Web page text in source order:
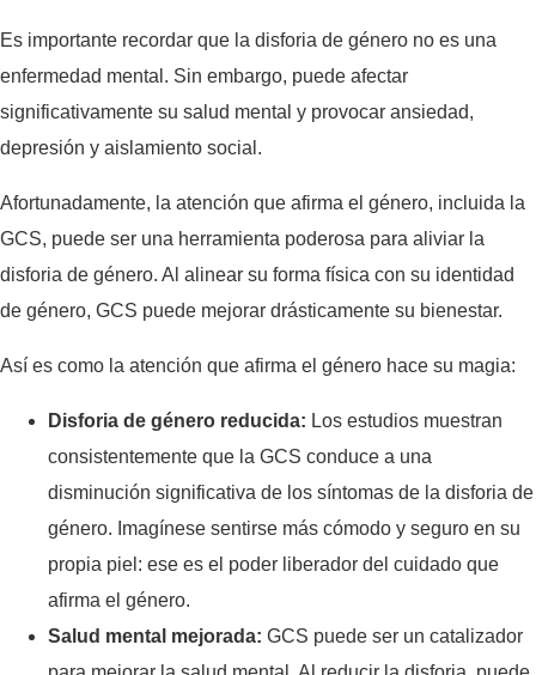
Es importante recordar que la disforia de género no es una
enfermedad mental. Sin embargo, puede afectar
significativamente su salud mental y provocar ansiedad,
depresión y aislamiento social.
Afortunadamente, la atención que afirma el género, incluida la
GCS, puede ser una herramienta poderosa para aliviar la
disforia de género. Al alinear su forma física con su identidad
de género, GCS puede mejorar drásticamente su bienestar.
Así es como la atención que afirma el género hace su magia:
Disforia de género reducida: Los estudios muestran
consistentemente que la GCS conduce a una
disminución significativa de los síntomas de la disforia de
género. Imagínese sentirse más cómodo y seguro en su
propia piel: ese es el poder liberador del cuidado que
afirma el género.
Salud mental mejorada: GCS puede ser un catalizador